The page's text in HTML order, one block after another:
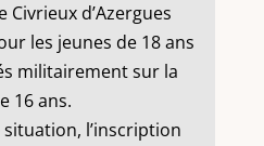
d’Azergues
les jeunes de 18 ans
militairement sur la
16 ans.
l’inscription